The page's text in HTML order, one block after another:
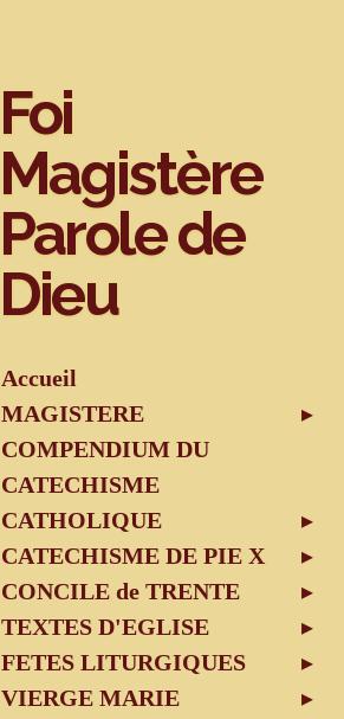
Foi
Magistère
Parole de
Dieu
Accueil
MAGISTERE
COMPENDIUM DU
CATECHISME
CATHOLIQUE
CATECHISME DE PIE X
CONCILE de TRENTE
TEXTES D'EGLISE
FETES LITURGIQUES
VIERGE MARIE